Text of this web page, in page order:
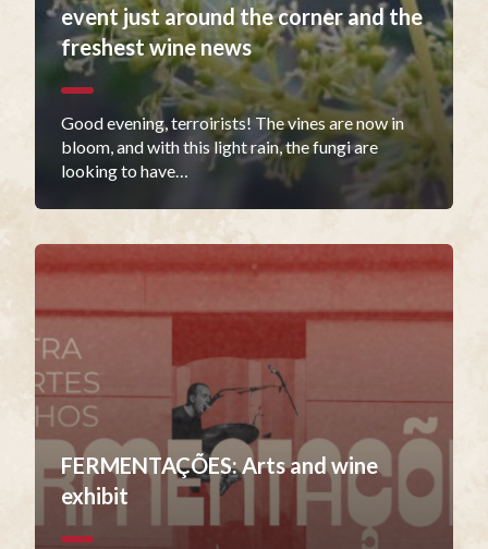
event just around the corner and the
freshest wine news
Good evening, terroirists! The vines are now in
bloom, and with this light rain, the fungi are
looking to have…
FERMENTAÇÕES: Arts and wine
exhibit